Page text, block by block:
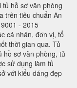
hồ sơ văn phòng
trên tiêu chuẩn An
- 2015
cá nhân, đơn vị, tổ
thời gian qua. Tủ
hồ sơ văn phòng, tủ
sử dụng làm tủ
với kiểu dáng đẹp